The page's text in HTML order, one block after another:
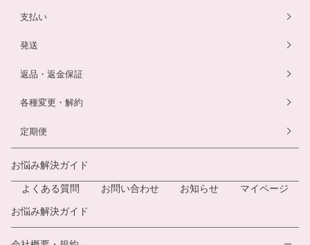
支払い
発送
返品・返金保証
各種変更・解約
定期便
お悩み解決ガイド
よくある質問
お問い合わせ お知らせ
マイページ
お悩み解決ガイド